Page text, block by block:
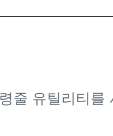
줄 유틸리티를